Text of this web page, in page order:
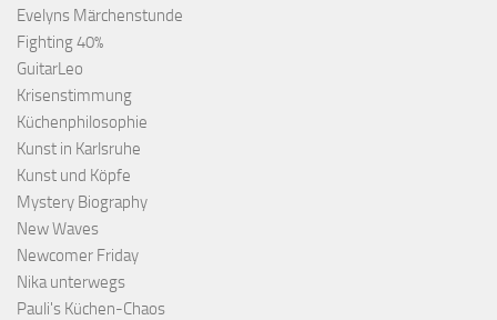
Evelyns Märchenstunde
Fighting 40%
GuitarLeo
Krisenstimmung
Küchenphilosophie
Kunst in Karlsruhe
Kunst und Köpfe
Mystery Biography
New Waves
Newcomer Friday
Nika unterwegs
Pauli's Küchen-Chaos